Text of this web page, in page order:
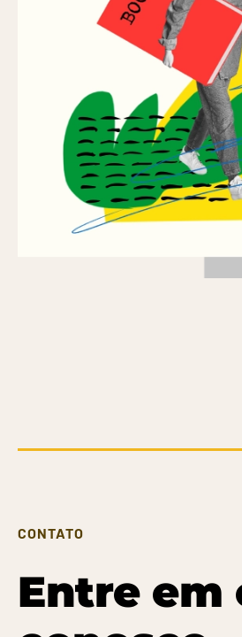
CONTATO
Entre